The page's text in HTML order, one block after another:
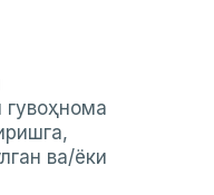
ва/ёки